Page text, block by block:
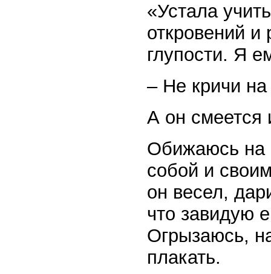
«Устала
откровений
глупости. Я
– Не кричи
А он смеется
Обижаюсь на
собой и
он весел,
что завидую
Огрызаюсь,
плакать.